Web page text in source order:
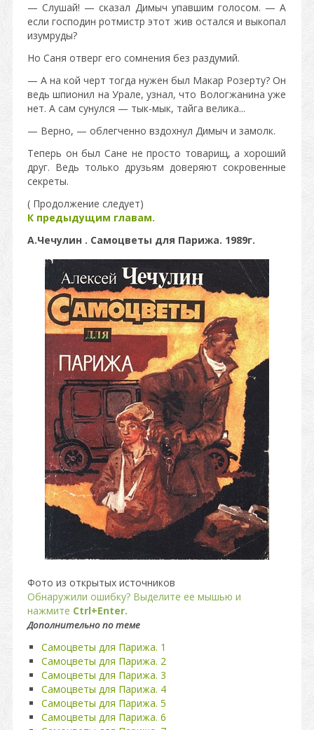
— Слушай! — сказал Димыч упавшим голосом. — А
если господин ротмистр этот жив остался и выкопал
изумруды?
Но Саня отверг его сомнения без раздумий.
— А на кой черт тогда нужен был Макар Розерту? Он
ведь шпионил на Урале, узнал, что Вологжанина уже
нет. А сам сунулся — тык-мык, тайга велика...
— Верно, — облегченно вздохнул Димыч и замолк.
Теперь он был Сане не просто товарищ, а хороший
друг. Ведь только друзьям доверяют сокровенные
секреты.
( Продолжение следует)
К предыдущим главам.
А.Чечулин . Самоцветы для Парижа. 1989г.
Фото из открытых источников
Обнаружили ошибку? Выделите ее мышью и
нажмите Ctrl+Enter.
Дополнительно по теме
Самоцветы для Парижа. 1
Самоцветы для Парижа. 2
Самоцветы для Парижа. 3
Самоцветы для Парижа. 4
Самоцветы для Парижа. 5
Самоцветы для Парижа. 6